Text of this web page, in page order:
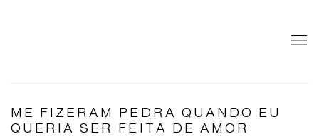
ME FIZERAM PEDRA QUANDO EU
QUERIA SER FEITA DE AMOR